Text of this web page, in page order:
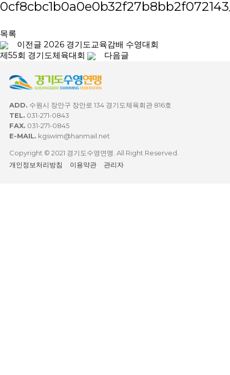
목록
이전글 2026 경기도교육감배 수영대회
제55회 경기도체육대회
다음글
ADD. 수원시 장안구 장안로 134 경기도체육회관 816호
TEL. 031-271-0843
FAX. 031-271-0845
E-MAIL. kgswim@hanmail.net
Copyright © 2021 경기도수영연맹. All Right Reserved.
개인정보처리방침
이용약관 관리자